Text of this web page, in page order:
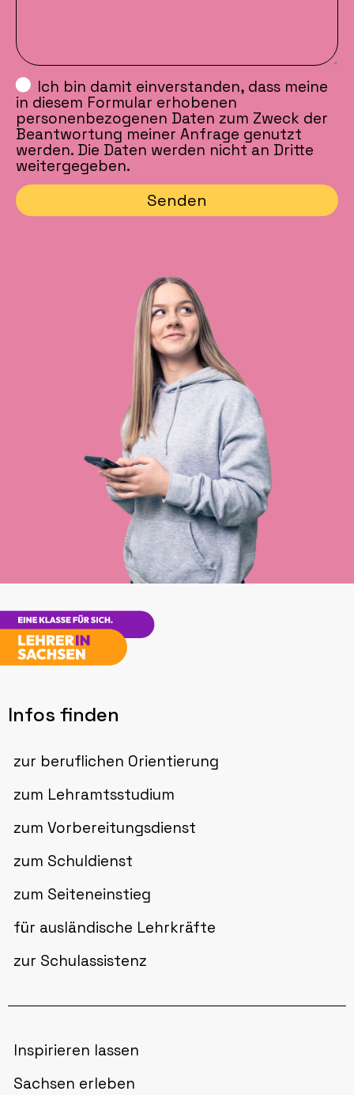
Ich bin damit einverstanden, dass meine
in diesem Formular erhobenen
personenbezogenen Daten zum Zweck der
Beantwortung meiner Anfrage genutzt
werden. Die Daten werden nicht an Dritte
weitergegeben.
Senden
Infos finden
zur beruflichen Orientierung
zum Lehramtsstudium
zum Vorbereitungsdienst
zum Schuldienst
zum Seiteneinstieg
für ausländische Lehrkräfte
zur Schulassistenz
Inspirieren lassen
Sachsen erleben